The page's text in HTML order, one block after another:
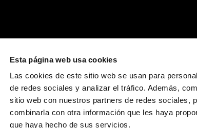
Esta página web usa cookies
Las cookies de este sitio web se usan para
de redes sociales y analizar el tráfico. Además,
sitio web con nuestros partners de redes sociales,
combinarla con otra información que les haya
que haya hecho de sus servicios.
València (España)